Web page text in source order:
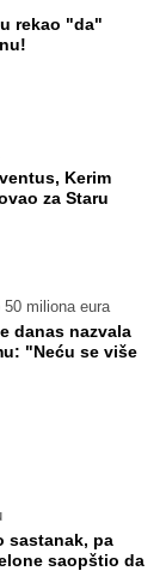
rekao "da"
Kerim
za Staru
miliona eura
danas nazvala
"Neću se više
sastanak, pa
saopštio da